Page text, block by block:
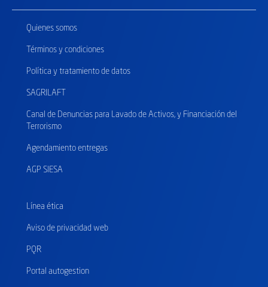
Quienes somos
Términos y condiciones
Política y tratamiento de datos
SAGRILAFT
Canal de Denuncias para Lavado de Activos, y Financiación del
Terrorismo
Agendamiento entregas
AGP SIESA
Línea ética
Aviso de privacidad web
PQR
Portal autogestion